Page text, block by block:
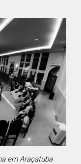
em Araçatuba